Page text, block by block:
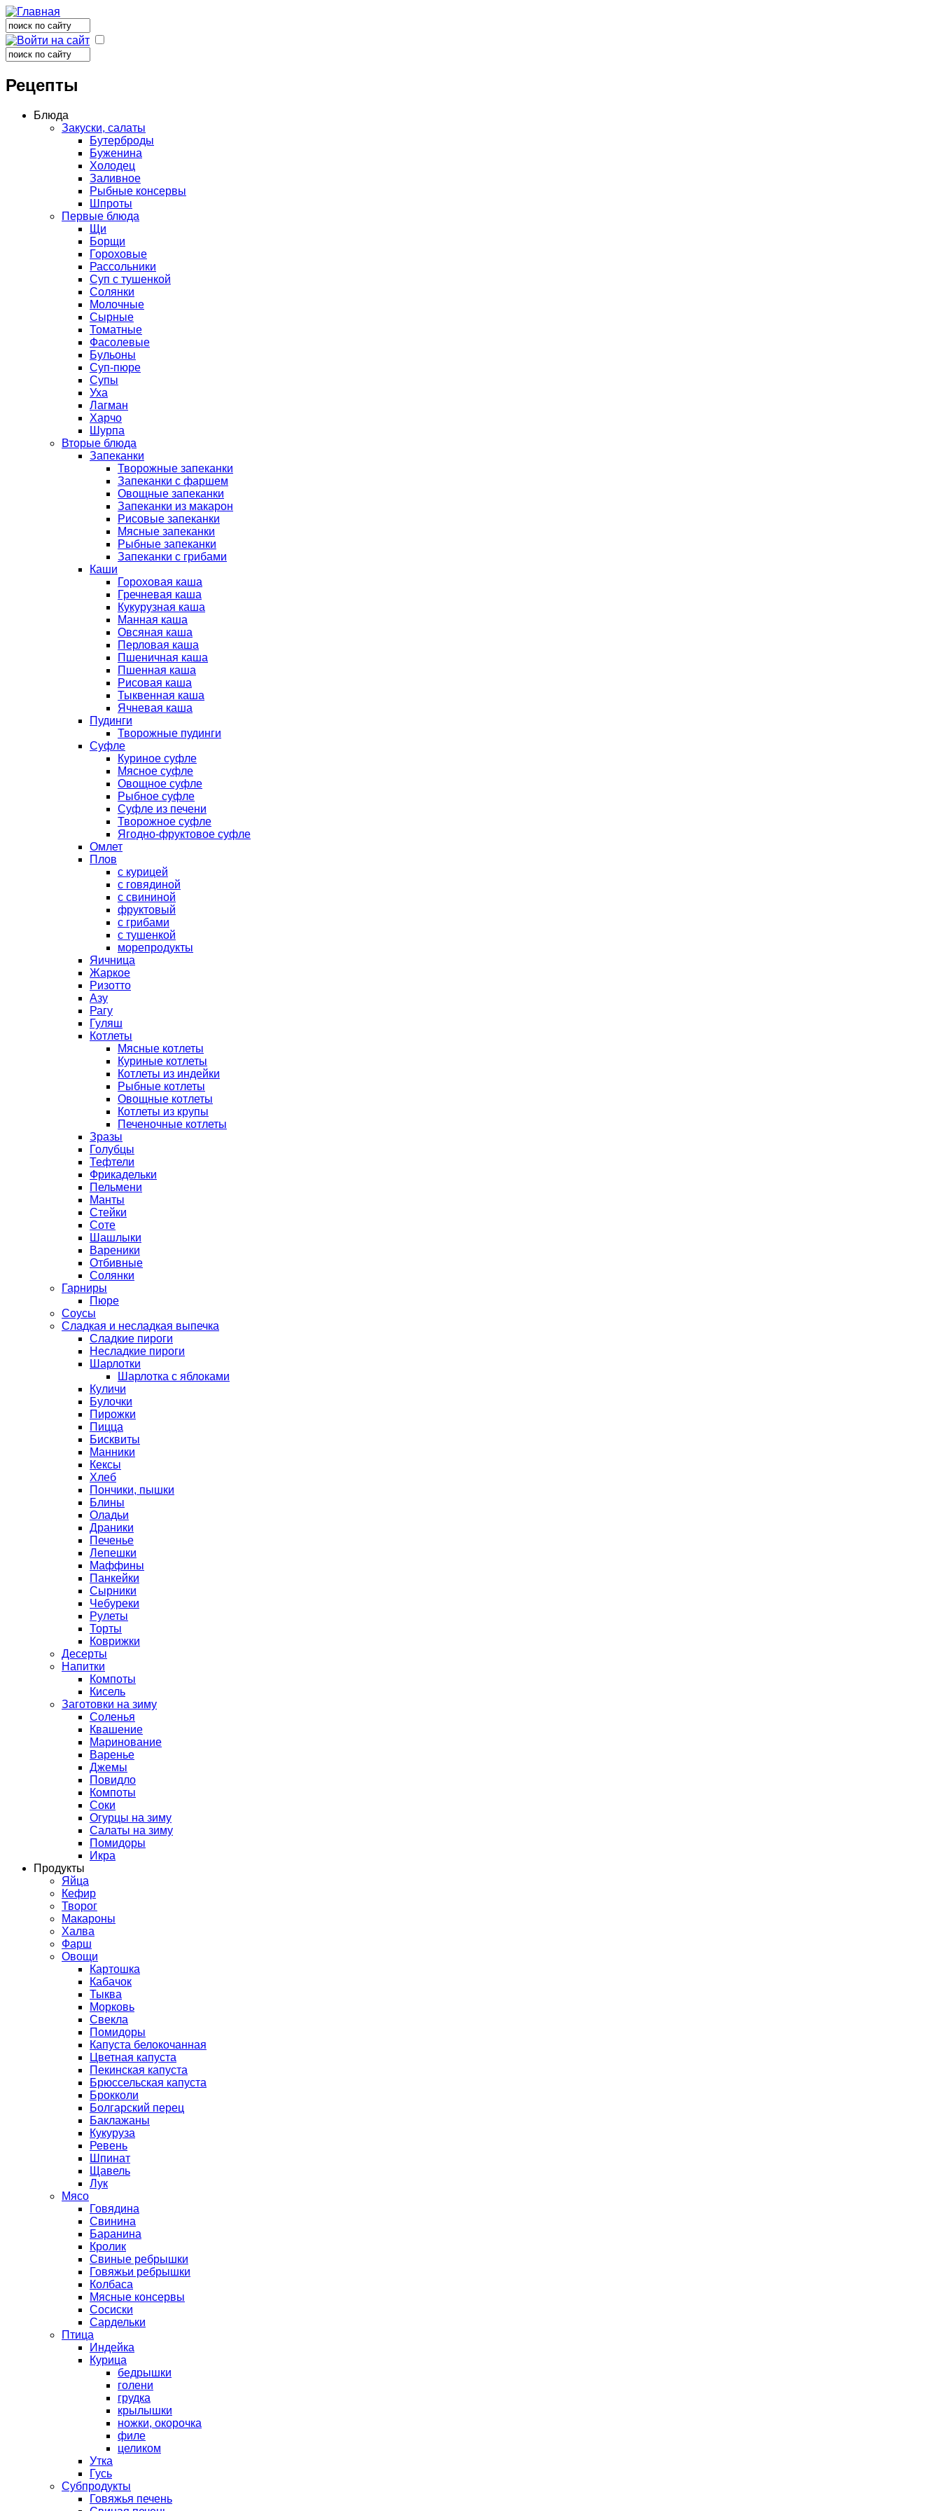
Форма поиска
Поиск
Поиск
Рецепты
Блюда
Закуски, салаты
Бутерброды
Буженина
Холодец
Заливное
Рыбные консервы
Шпроты
Первые блюда
Щи
Борщи
Гороховые
Рассольники
Суп с тушенкой
Солянки
Молочные
Сырные
Томатные
Фасолевые
Бульоны
Суп-пюре
Супы
Уха
Лагман
Харчо
Шурпа
Вторые блюда
Запеканки
Творожные запеканки
Запеканки с фаршем
Овощные запеканки
Запеканки из макарон
Рисовые запеканки
Мясные запеканки
Рыбные запеканки
Запеканки с грибами
Каши
Гороховая каша
Гречневая каша
Кукурузная каша
Манная каша
Овсяная каша
Перловая каша
Пшеничная каша
Пшенная каша
Рисовая каша
Тыквенная каша
Ячневая каша
Пудинги
Творожные пудинги
Суфле
Куриное суфле
Мясное суфле
Овощное суфле
Рыбное суфле
Суфле из печени
Творожное суфле
Ягодно-фруктовое суфле
Омлет
Плов
с курицей
с говядиной
с свининой
фруктовый
с грибами
с тушенкой
морепродукты
Яичница
Жаркое
Ризотто
Азу
Рагу
Гуляш
Котлеты
Мясные котлеты
Куриные котлеты
Котлеты из индейки
Рыбные котлеты
Овощные котлеты
Котлеты из крупы
Печеночные котлеты
Зразы
Голубцы
Тефтели
Фрикадельки
Пельмени
Манты
Стейки
Соте
Шашлыки
Вареники
Отбивные
Солянки
Гарниры
Пюре
Соусы
Сладкая и несладкая выпечка
Сладкие пироги
Несладкие пироги
Шарлотки
Шарлотка с яблоками
Куличи
Булочки
Пирожки
Пицца
Бисквиты
Манники
Кексы
Хлеб
Пончики, пышки
Блины
Оладьи
Драники
Печенье
Лепешки
Маффины
Панкейки
Сырники
Чебуреки
Рулеты
Торты
Коврижки
Десерты
Напитки
Компоты
Кисель
Заготовки на зиму
Соленья
Квашение
Маринование
Варенье
Джемы
Повидло
Компоты
Соки
Огурцы на зиму
Салаты на зиму
Помидоры
Икра
Продукты
Яйца
Кефир
Творог
Макароны
Халва
Фарш
Овощи
Картошка
Кабачок
Тыква
Морковь
Свекла
Помидоры
Капуста белокочанная
Цветная капуста
Пекинская капуста
Брюссельская капуста
Брокколи
Болгарский перец
Баклажаны
Кукуруза
Ревень
Шпинат
Щавель
Лук
Мясо
Говядина
Свинина
Баранина
Кролик
Свиные ребрышки
Говяжьи ребрышки
Колбаса
Мясные консервы
Сосиски
Сардельки
Птица
Индейка
Курица
бедрышки
голени
грудка
крылышки
ножки, окорочка
филе
целиком
Утка
Гусь
Субпродукты
Говяжья печень